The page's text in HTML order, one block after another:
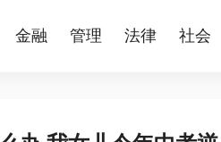
金融 管理 法律 社会